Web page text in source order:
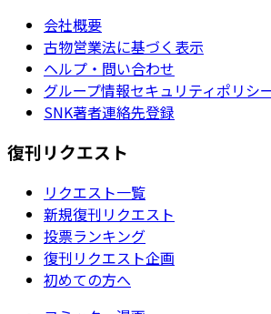
会社概要
古物営業法に基づく表示
ヘルプ・問い合わせ
グループ情報セキュリティポリシ
SNK著者連絡先登録
復刊リクエスト
リクエスト一覧
新規復刊リクエスト
投票ランキング
復刊リクエスト企画
初めての方へ